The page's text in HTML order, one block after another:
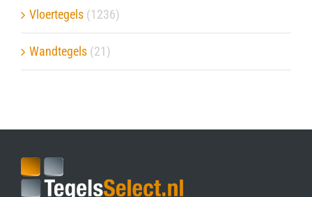
Vloertegels (1236)
Wandtegels (21)